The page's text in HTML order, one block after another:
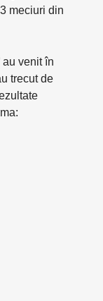
meciuri din
au venit în
trecut de